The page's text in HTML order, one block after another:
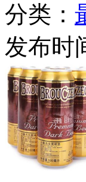
分类：
发布时